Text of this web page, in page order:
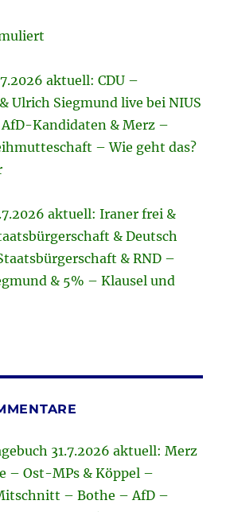
aktuell: CDU –
Ulrich Siegmund live bei NIUS
AfD-Kandidaten & Merz –
– Wie geht das?
aktuell: Iraner frei &
& Deutsch
& RND –
& 5% – Klausel und
31.7.2026 aktuell: Merz
– Ost-MPs & Köppel –
– Bothe – AfD –